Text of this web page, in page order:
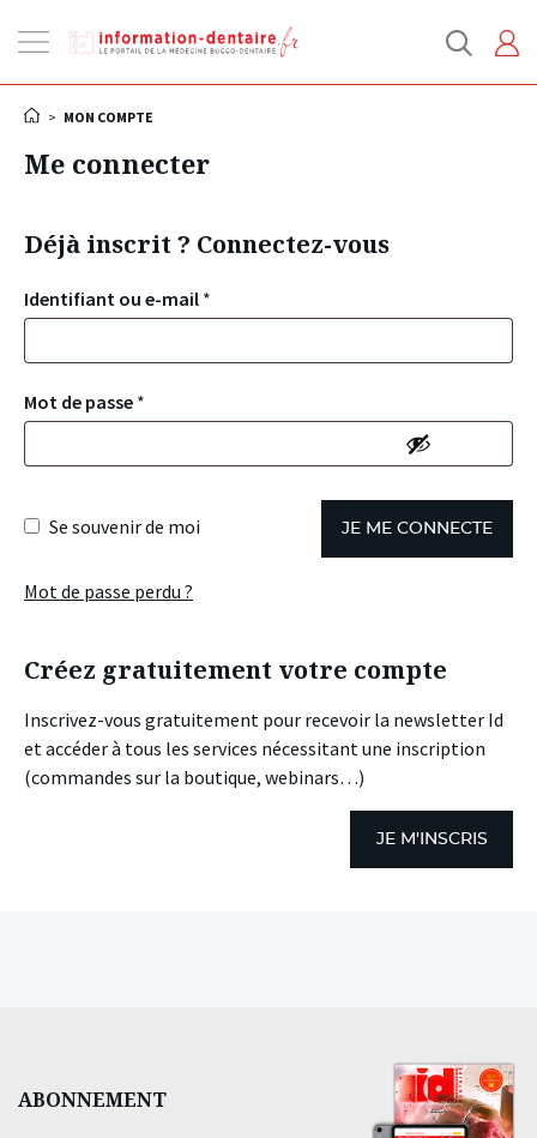
la
> MON COMPTE
Me connecter
Déjà inscrit ? Connectez-vous
Identifiant ou e-mail *
Mot de passe *
Se souvenir de moi JE ME CONNECTE
Mot de passe perdu ?
Créez gratuitement votre compte
Inscrivez-vous gratuitement pour recevoir la newsletter Id
et accéder à tous les services nécessitant une inscription
(commandes sur la boutique, webinars…)
JE M'INSCRIS
ABONNEMENT